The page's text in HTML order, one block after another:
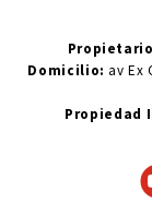
Domicilio: av Ex
Propiedad